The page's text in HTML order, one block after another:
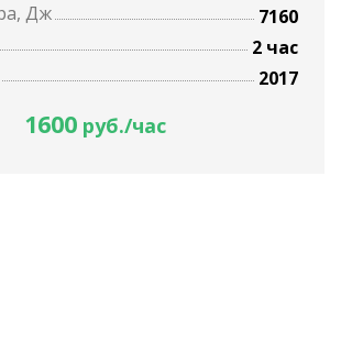
Дж
7160
2 час
2017
1600руб./час